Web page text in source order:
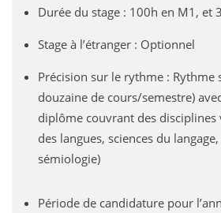
Durée du stage : 100h en M1, et
Stage à l’étranger : Optionnel
Précision sur le rythme : Rythme
douzaine de cours/semestre)
diplôme couvrant des disciplines
des langues, sciences du
sémiologie)
Période de candidature pour